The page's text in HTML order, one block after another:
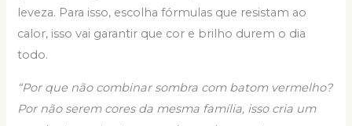
leveza. Para isso, escolha fórmulas que resistam ao
calor, isso vai garantir que cor e brilho durem o dia
todo.
“Por que não combinar sombra com batom vermelho?
Por não serem cores da mesma família, isso cria um